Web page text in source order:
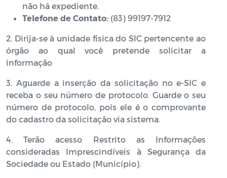
não há expediente.
Telefone de Contato: (83) 99197-7912
2. Dirija-se à unidade física do SIC pertencente ao
órgão ao qual você pretende solicitar a
informação
3. Aguarde a inserção da solicitação no e-SIC e
receba o seu número de protocolo. Guarde o seu
número de protocolo, pois ele é o comprovante
do cadastro da solicitação via sistema.
4. Terão acesso Restrito as Informações
consideradas Imprescindíveis à Segurança da
Sociedade ou Estado (Município).